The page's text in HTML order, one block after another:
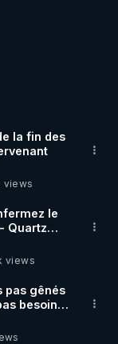
de Amélie
la fin des
views
le
Quartz
views
pas gênés
besoin